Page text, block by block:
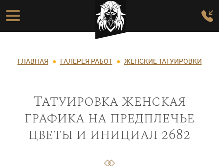
Перейти к основному содержанию
Основная навигация
Строка навигации
ГЛАВНАЯ ГАЛЕРЕЯ РАБОТ ЖЕНСКИЕ ТАТУИРОВКИ
Татуировка женская
графика на предплечье
цветы и инициал 2682